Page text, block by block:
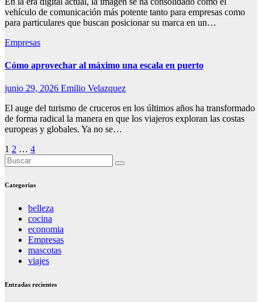
vehículo de comunicación más potente tanto para empresas como
para particulares que buscan posicionar su marca en un…
Empresas
Cómo aprovechar al máximo una escala en puerto
junio 29, 2026 Emilio Velazquez
El auge del turismo de cruceros en los últimos años ha transformado
de forma radical la manera en que los viajeros exploran las costas
europeas y globales. Ya no se…
Paginación
de
entradas
1 2 … 4
Categorías
belleza
cocina
economia
Empresas
mascotas
viajes
Entradas recientes